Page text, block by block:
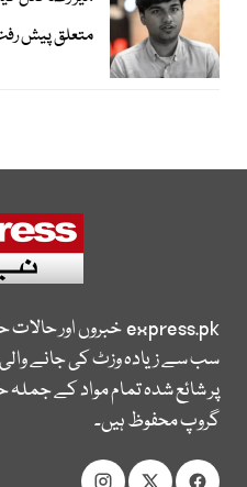
متعلق پیش
express.pkخبروں اور
سب سے زیادہ وزٹ کی جانے
پر شائع شدہ تمام مواد کے
گروپ محفوظ ہیں۔